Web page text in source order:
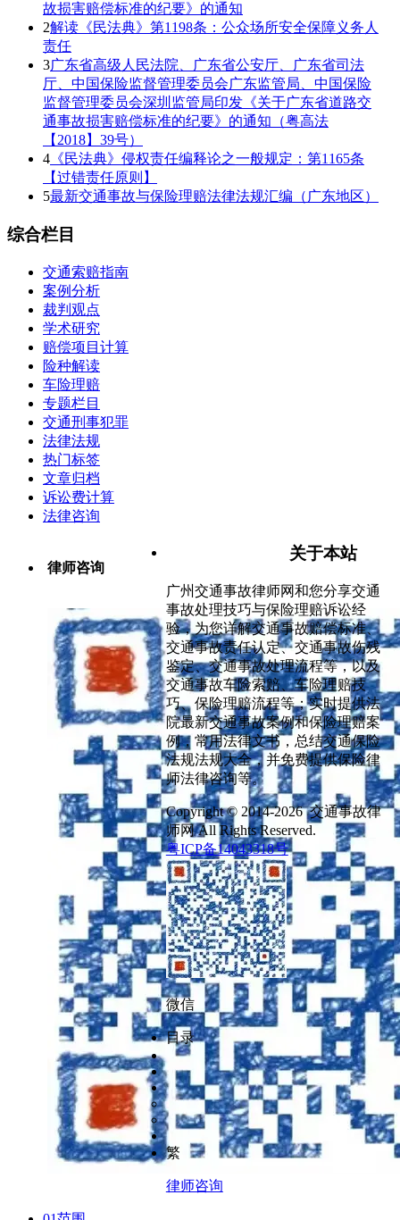
故损害赔偿标准的纪要》的通知
2解读《民法典》第1198条：公众场所安全保障义务人
责任
3广东省高级人民法院、广东省公安厅、广东省司法
厅、中国保险监督管理委员会广东监管局、中国保险
监督管理委员会深圳监管局印发《关于广东省道路交
通事故损害赔偿标准的纪要》的通知（粤高法
【2018】39号）
4 《民法典》侵权责任编释论之一般规定：第1165条
【过错责任原则】
5最新交通事故与保险理赔法律法规汇编（广东地区）
综合栏目
交通索赔指南
案例分析
裁判观点
学术研究
赔偿项目计算
险种解读
车险理赔
专题栏目
交通刑事犯罪
法律法规
热门标签
文章归档
诉讼费计算
法律咨询
律师咨询
关于本站
广州交通事故律师网和您分享交通
事故处理技巧与保险理赔诉讼经
验，为您详解交通事故赔偿标准、
交通事故责任认定、交通事故伤残
鉴定、交通事故处理流程等，以及
交通事故车险索赔、车险理赔技
巧、保险理赔流程等；实时提供法
院最新交通事故案例和保险理赔案
例，常用法律文书，总结交通保险
法规法规大全，并免费提供保险律
师法律咨询等。
Copyright © 2014-2026 交通事故律
师网 All Rights Reserved.
粤ICP备14043318号
微信
目录
繁
律师咨询